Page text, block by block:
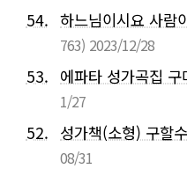
54. 하느님이시요 사람
763) 2023/12/28
53. 에파타 성가곡집
1/27
52. 성가책(소형) 구할
08/31